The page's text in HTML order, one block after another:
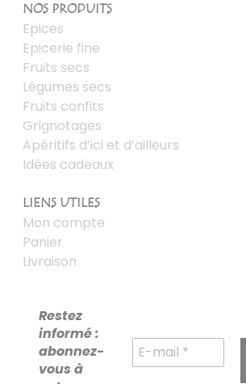
NOS PRODUITS
Epices
Epicerie fine
Fruits secs
Légumes secs
Fruits confits
Grignotages
Apéritifs d’ici et d’ailleurs
Idées cadeaux
LIENS UTILES
Mon compte
Panier
Livraison
Restez
informé :
abonnez-
vous à